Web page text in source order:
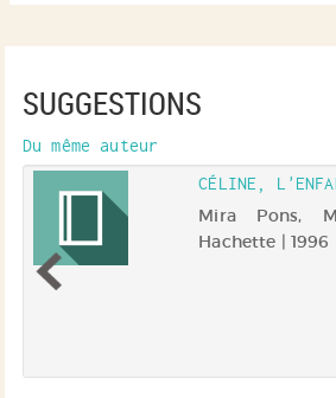
SUGGESTIONS
Du même auteur
CÉLINE,
Mira Pons,
Hachette | 1996